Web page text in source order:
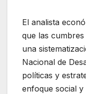
El analista
que las
una
Nacional de
políticas y
enfoque social